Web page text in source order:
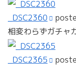
_DSC2360
相変わらずガチャ
_DSC2365